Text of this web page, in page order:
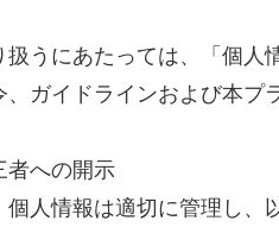
扱うにあたっては、「個人
ガイドラインおよび本プ
者への開示
個人情報は適切に管理し、